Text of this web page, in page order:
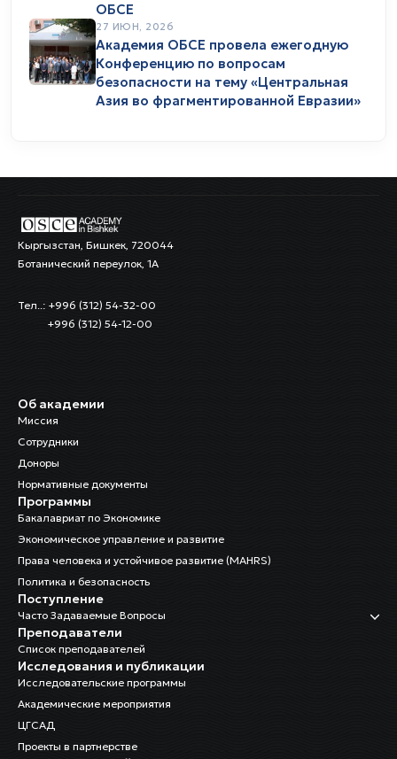
ОБСЕ
27 ИЮН, 2026
Академия ОБСЕ провела ежегодную
Конференцию по вопросам
безопасности на тему «Центральная
Азия во фрагментированной Евразии»
Кыргызстан, Бишкек, 720044
Ботанический переулок, 1А
Тел..: +996 (312) 54-32-00
+996 (312) 54-12-00
Об академии
Миссия
Сотрудники
Доноры
Нормативные документы
Программы
Бакалавриат по Экономике
Экономическое управление и развитие
Права человека и устойчивое развитие (MAHRS)
Политика и безопасность
Поступление
Часто Задаваемые Вопросы
Преподаватели
Список преподавателей
Исследования и публикации
Исследовательские программы
Академические мероприятия
ЦГСАД
Проекты в партнерстве